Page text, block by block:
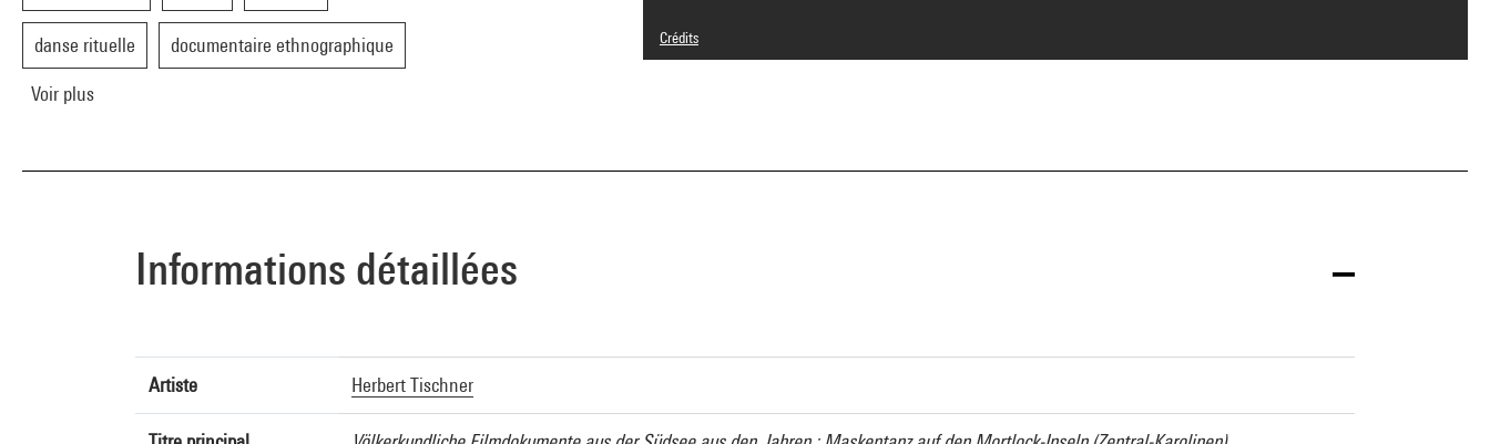
danse rituelle documentaire ethnographique
Voir plus
Crédits
Légende : Capture d'écran
Informations détaillées
Artiste Herbert Tischner